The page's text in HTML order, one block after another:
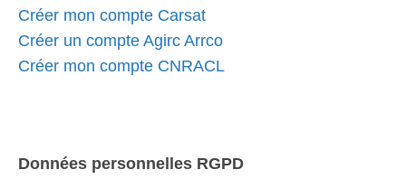
Créer mon compte Carsat
Créer un compte Agirc Arrco
Créer mon compte CNRACL
Données personnelles RGPD